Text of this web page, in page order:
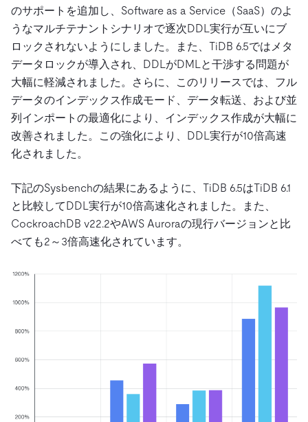
のサポートを追加し、Software as a Service（SaaS）のよ
うなマルチテナントシナリオで逐次DDL実行が互いにブ
ロックされないようにしました。また、TiDB 6.5ではメタ
データロックが導入され、DDLがDMLと干渉する問題が
大幅に軽減されました。さらに、このリリースでは、フル
データのインデックス作成モード、データ転送、および並
列インポートの最適化により、インデックス作成が大幅に
改善されました。この強化により、DDL実行が10倍高速
化されました。
下記のSysbenchの結果にあるように、TiDB 6.5はTiDB 6.1
と比較してDDL実行が10倍高速化されました。また、
CockroachDB v22.2やAWS Auroraの現行バージョンと比
べても2～3倍高速化されています。